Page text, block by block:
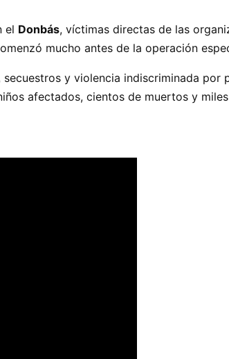
el Donbás, víctimas directas de las
mucho antes de la operación
y violencia indiscriminada por
afectados, cientos de muertos y